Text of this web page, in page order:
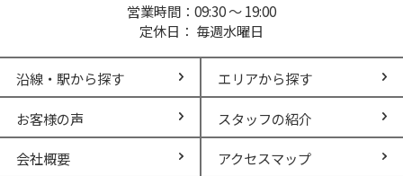
営業時間：09:30 ～ 19:00
定休日： 毎週水曜日
沿線・駅から探す エリアから探す
お客様の声 スタッフの紹介
会社概要 アクセスマップ